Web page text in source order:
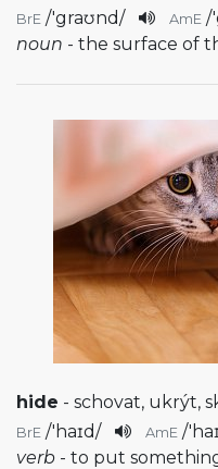
BrE /'graʊnd/ AmE /
noun - the surface of
hide - schovat, ukrýt,
BrE /'haɪd/ AmE /
verb - to put